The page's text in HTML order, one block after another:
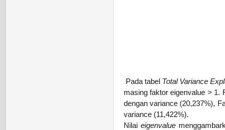
Pada tabel Total Variance
masing faktor eigenvalue > 1.
dengan variance (20,237%),
variance (11,422%).
Nilai eigenvalue